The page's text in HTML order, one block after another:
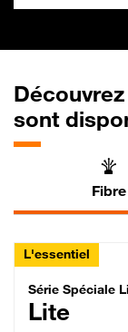
sont
Fibre
L'essentiel
Série
Série Spéciale
Lite